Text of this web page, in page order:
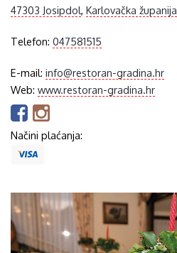
47303 Josipdol,Karlovačka županija
Telefon:047581515
E-mail:info@restoran-gradina.hr
Web:www.restoran-gradina.hr
Načini plaćanja: